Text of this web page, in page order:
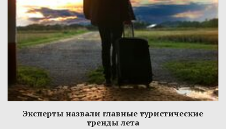
Эксперты назвали главные туристические
тренды лета